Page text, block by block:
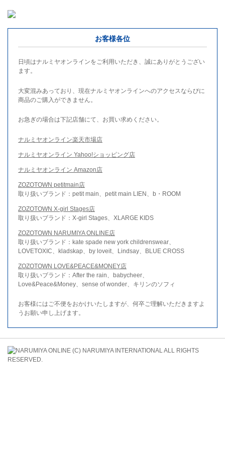
お客様各位
日頃はナルミヤオンラインをご利用いただき、誠にありがとうござい
ます。
大変混みあっており、現在ナルミヤオンラインへのアクセスならびに
商品のご購入ができません。
お急ぎの場合は下記店舗にて、お買い求めください。
ナルミヤオンライン楽天市場店
ナルミヤオンライン Yahoo!ショッピング店
ナルミヤオンライン Amazon店
ZOZOTOWN petitmain店
取り扱いブランド：petit main、petit main LIEN、b・ROOM
ZOZOTOWN X-girl Stages店
取り扱いブランド：X-girl Stages、XLARGE KIDS
ZOZOTOWN NARUMIYA ONLINE店
取り扱いブランド：kate spade new york childrenswear、
LOVETOXIC、kladskap、by loveit、Lindsay、BLUE CROSS
ZOZOTOWN LOVE&PEACE&MONEY店
取り扱いブランド：After the rain、babycheer、
Love&Peace&Money、sense of wonder、キリンのソフィ
お客様にはご不便をおかけいたしますが、何卒ご理解いただきますよ
うお願い申し上げます。